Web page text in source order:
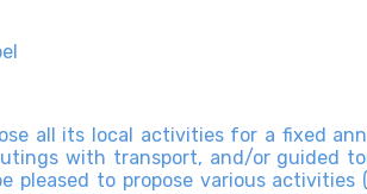
all its local activities for a fixed
with transport, and/or guided
pleased to propose various